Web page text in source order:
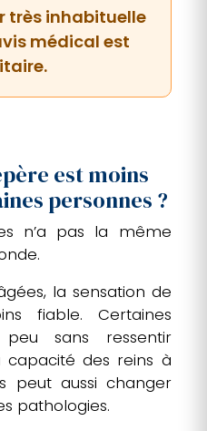
très inhabituelle
médical est
est moins
personnes ?
n’a pas la même
la sensation de
fiable. Certaines
sans ressentir
capacité des reins à
peut aussi changer
pathologies.